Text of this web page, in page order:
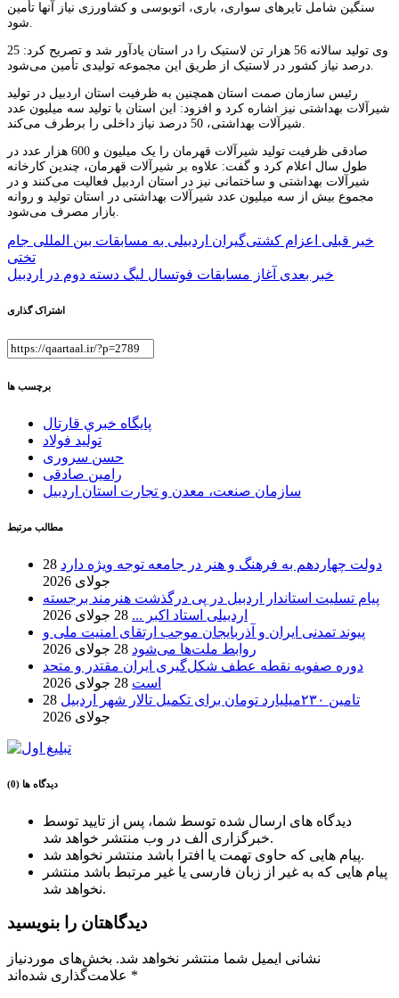
سنگین شامل تایرهای سواری، باری،‌ اتوبوسی و کشاورزی نیاز آنها تأمین
وی تولید سالانه 56 هزار تن لاستیک را در استان یادآور شد و تصریح کرد: 25
رئیس سازمان صمت استان همچنین به ظرفیت استان اردبیل در تولید
شیرآلات بهداشتی نیز اشاره کرد و افزود: این استان با تولید سه میلیون عدد
صادقی ظرفیت تولید شیرآلات قهرمان را یک میلیون و 600 هزار عدد در
طول سال اعلام کرد و گفت: علاوه بر شیرآلات قهرمان، چندین کارخانه
شیرآلات بهداشتی و ساختمانی نیز در استان اردبیل فعالیت می‌کنند و در
مجموع بیش از سه میلیون عدد شیرآلات بهداشتی در استان تولید و روانه
راهبری
نوشته
خبر قبلی
اعزام کشتی‌گیران اردبیلی به مسابقات بین المللی جام
تختی
خبر بعدی آغاز مسابقات فوتسال لیگ دسته دوم در اردبیل
اشتراک گذاری
برچسب ها
پايگاه خبري قارتال
تولید فولاد
حسن سروری
رامین صادقی
سازمان صنعت، معدن و تجارت استان اردبیل
مطالب مرتبط
دولت چهاردهم به فرهنگ و هنر در جامعه توجه ویژه دارد 28
جولای 2026
پیام تسلیت استاندار اردبیل در پی درگذشت هنرمند برجسته
اردبیلی استاد اکبر ... 28 جولای 2026
پیوند تمدنی ایران و آذربایجان موجب ارتقای امنیت ملی و
روابط ملت‌ها می‌شود 28 جولای 2026
دوره صفویه نقطه عطف شکل‌گیری ایران مقتدر و متحد
است 28 جولای 2026
تامین ۲۳۰میلیارد تومان برای تکمیل تالار شهر اردبیل
28
جولای 2026
دیدگاه ها (0)
دیدگاه های ارسال شده توسط شما، پس از تایید توسط
خبرگزاری الف در وب منتشر خواهد شد.
پیام هایی که حاوی تهمت یا افترا باشد منتشر نخواهد شد.
پیام هایی که به غیر از زبان فارسی یا غیر مرتبط باشد منتشر
نخواهد شد.
دیدگاهتان را بنویسید
نشانی ایمیل شما منتشر نخواهد شد. بخش‌های موردنیاز
*